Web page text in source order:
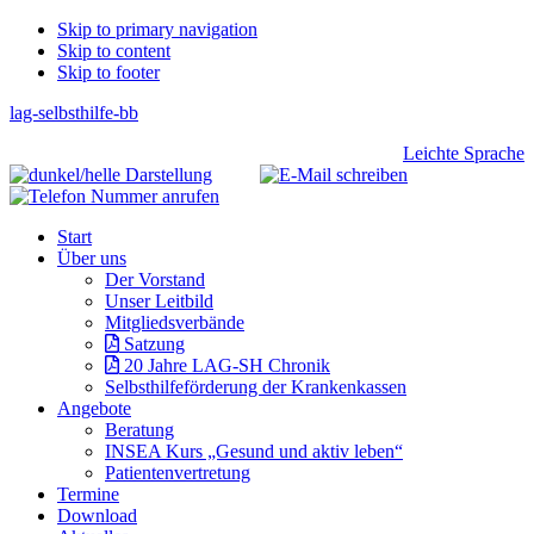
Skip
links
Skip to primary navigation
Skip to content
Skip to footer
lag-selbsthilfe-bb
Header
Right
Leichte Sprache
navigation
Start
Über uns
Der Vorstand
Unser Leitbild
Mitgliedsverbände
Satzung
20 Jahre LAG-SH Chronik
Selbsthilfeförderung der Krankenkassen
Angebote
Beratung
INSEA Kurs „Gesund und aktiv leben“
Patientenvertretung
Termine
Download